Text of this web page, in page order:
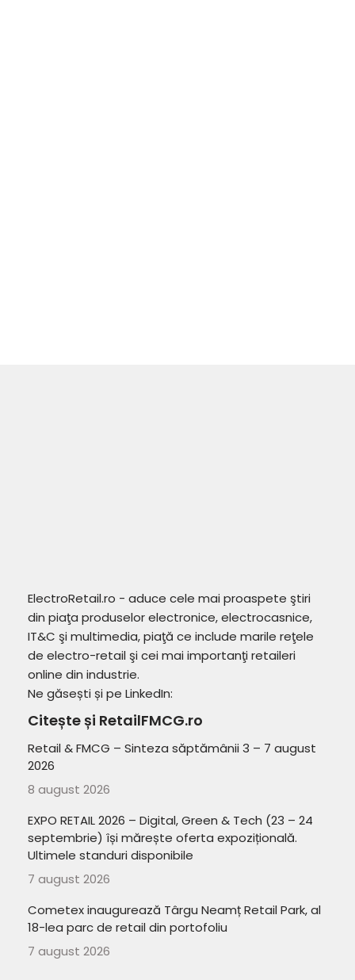
ElectroRetail.ro - aduce cele mai proaspete ştiri
din piaţa produselor electronice, electrocasnice,
IT&C şi multimedia, piaţă ce include marile reţele
de electro-retail şi cei mai importanţi retaileri
online din industrie.
Ne găsești și pe LinkedIn:
Citește și RetailFMCG.ro
Retail & FMCG – Sinteza săptămânii 3 – 7 august
2026
8 august 2026
EXPO RETAIL 2026 – Digital, Green & Tech (23 – 24
septembrie) își mărește oferta expozițională.
Ultimele standuri disponibile
7 august 2026
Cometex inaugurează Târgu Neamț Retail Park, al
18-lea parc de retail din portofoliu
7 august 2026